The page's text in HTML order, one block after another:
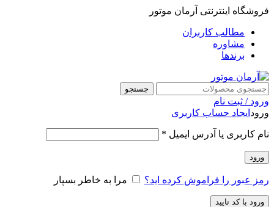
فروشگاه اینترنتی آرمان موتور
مطالب کاربران
مشاوره
برندها
جستجو
ورود / ثبت نام
ورود ایجاد حساب کاربری
نام کاربری یا آدرس ایمیل *
ورود
رمز عبور را فراموش کرده اید؟ مرا به خاطر بسپار
ورود با کد تایید